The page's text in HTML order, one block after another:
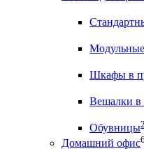
Шкафы в
Вешалки
Обувницы
Домашний офис